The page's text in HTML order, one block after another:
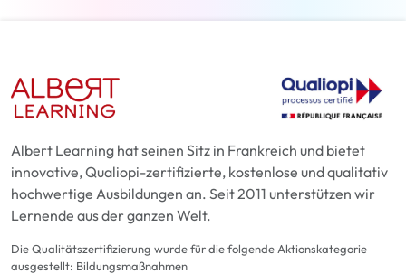
Albert Learning hat seinen Sitz in Frankreich und bietet
innovative, Qualiopi-zertifizierte, kostenlose und qualitativ
hochwertige Ausbildungen an. Seit 2011 unterstützen wir
Lernende aus der ganzen Welt.
Die Qualitätszertifizierung wurde für die folgende Aktionskategorie
ausgestellt: Bildungsmaßnahmen